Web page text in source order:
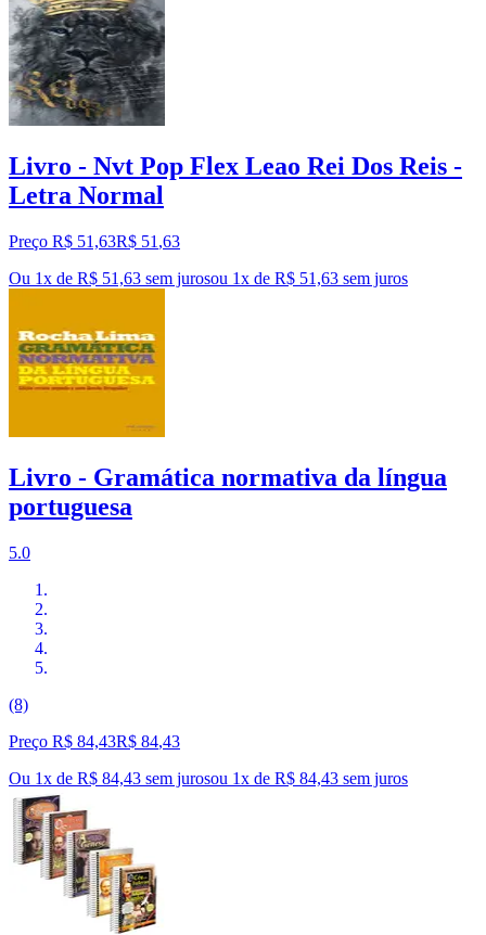
Livro - Nvt Pop Flex Leao Rei Dos Reis -
Letra Normal
Preço R$ 51,63R$ 51 ,63
Ou 1x de R$ 51,63 sem jurosou 1x de R$ 51,63 sem juros
Livro - Gramática normativa da língua
portuguesa
5.0
(8)
Preço R$ 84,43R$ 84,43
Ou 1x de R$ 84,43 sem jurosou 1x de R$ 84,43 sem juros